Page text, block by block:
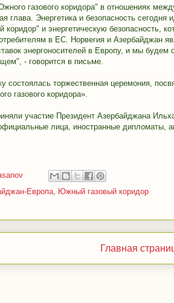
газового коридора" в отношениях
глава. Энергетика и безопасность
и энергетическую безопасность,
в ЕС. Норвегия и Азербайджан
энергоносителей в Европу, и мы будем
- говорится в письме.
состоялась торжественная церемония,
газового коридора».
участие Президент Азербайджана
лица, иностранные дипломаты,
Европа, Южный газовый коридор
Главная